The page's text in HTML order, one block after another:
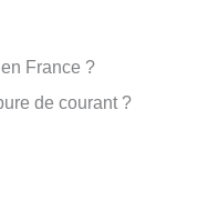
France ?
de courant ?